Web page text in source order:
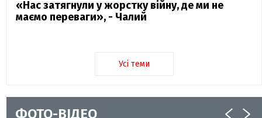
«Нас затягнули у жорстку війну, де ми не
маємо переваги», - Чалий
Усі теми
ФОТО-ВІДЕО